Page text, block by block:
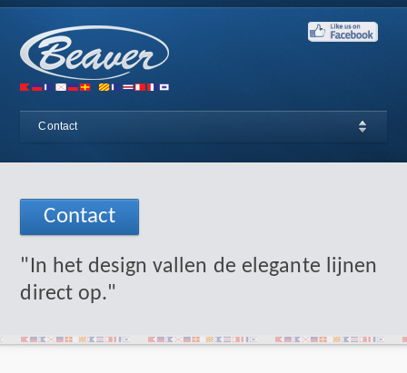
Contact
Contact
"In het design vallen de elegante lijnen
direct op."